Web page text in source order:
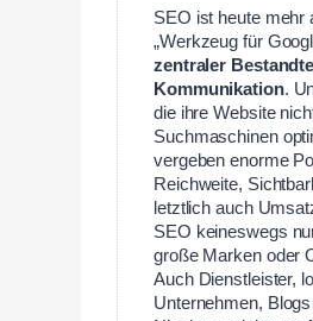
SEO ist heute mehr
„Werkzeug für
zentraler
Kommunikation.
die ihre Website
Suchmaschinen
vergeben enorme
Reichweite,
letztlich auch
SEO keineswegs
große Marken oder
Auch Dienstleister,
Unternehmen,